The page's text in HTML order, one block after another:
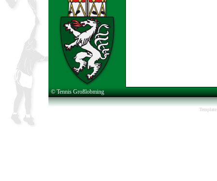
© Tennis Großlobming